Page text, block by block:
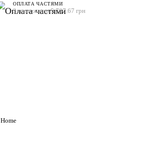
ОПЛАТА ЧАСТЯМИ
3 платежа по 5 787.67 грн